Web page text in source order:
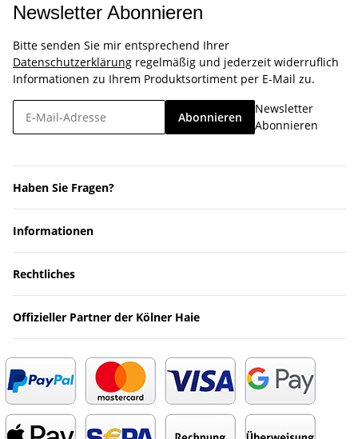
Newsletter Abonnieren
Bitte senden Sie mir entsprechend Ihrer
Datenschutzerklärung regelmäßig und jederzeit widerruflich
Informationen zu Ihrem Produktsortiment per E-Mail zu.
Abonnieren
Newsletter
Abonnieren
Haben Sie Fragen?
Informationen
Rechtliches
Offizieller Partner der Kölner Haie